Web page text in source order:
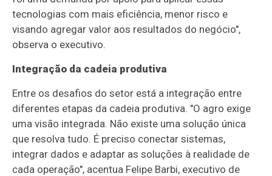
tecnologias com mais eficiência, menor risco e
visando agregar valor aos resultados do negócio",
observa o executivo.
Integração da cadeia produtiva
Entre os desafios do setor está a integração entre
diferentes etapas da cadeia produtiva. "O agro exige
uma visão integrada. Não existe uma solução única
que resolva tudo. É preciso conectar sistemas,
integrar dados e adaptar as soluções à realidade de
cada operação", acentua Felipe Barbi, executivo de